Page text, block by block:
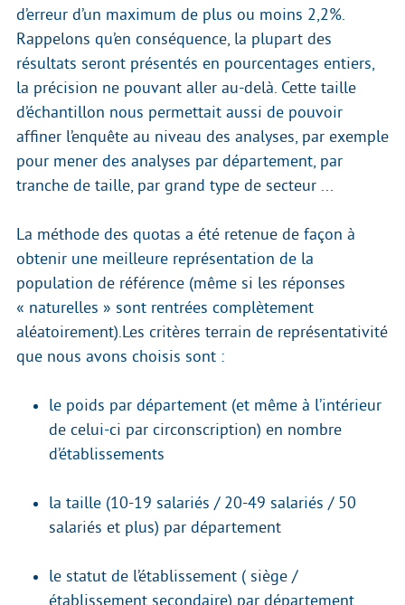
d’erreur d’un maximum de plus ou moins 2,2%.
Rappelons qu’en conséquence, la plupart des
résultats seront présentés en pourcentages entiers,
la précision ne pouvant aller au-delà. Cette taille
d’échantillon nous permettait aussi de pouvoir
affiner l’enquête au niveau des analyses, par exemple
pour mener des analyses par département, par
tranche de taille, par grand type de secteur ...
La méthode des quotas a été retenue de façon à
obtenir une meilleure représentation de la
population de référence (même si les réponses
« naturelles » sont rentrées complètement
aléatoirement).Les critères terrain de représentativité
que nous avons choisis sont :
le poids par département (et même à l’intérieur
de celui-ci par circonscription) en nombre
d’établissements
la taille (10-19 salariés / 20-49 salariés / 50
salariés et plus) par département
le statut de l’établissement ( siège /
établissement secondaire) par département